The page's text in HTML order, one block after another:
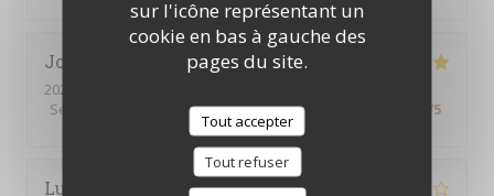
sur l'icône représentant un
cookie en bas à gauche des
pages du site.
Tout accepter
Tout refuser
Johann
2026-08-04
Service
Ambiance:5/5 Cuisine:5 /5
Lucie